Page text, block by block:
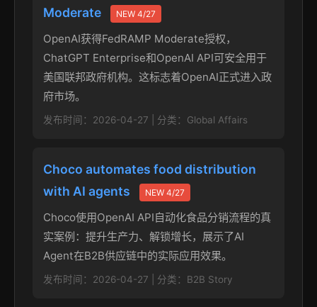
Moderate
NEW 4/27
OpenAI获得FedRAMP Moderate授权，
ChatGPT Enterprise和OpenAI API可安全用于
美国联邦政府机构。这标志着OpenAI正式进入政
府市场。
发布时间：2026-04-27 | 分类：Global Affairs
Choco automates food distribution
with AI agents
NEW 4/27
Choco使用OpenAI API自动化食品分销流程的真
实案例：提升生产力、解锁增长，展示了AI
Agent在B2B供应链中的实际应用效果。
发布时间：2026-04-27 | 分类：B2B Story